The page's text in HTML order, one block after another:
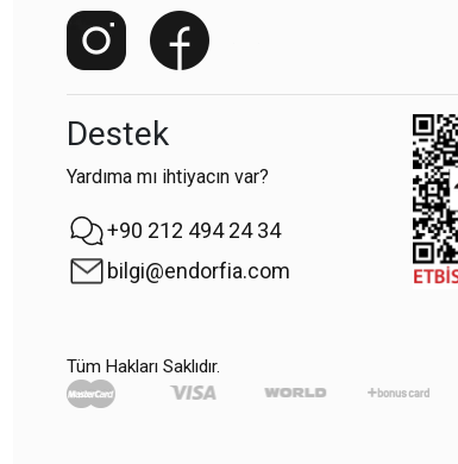
Destek
Yardıma mı ihtiyacın var?
+90 212 494 24 34
bilgi@endorfia.com
Tüm Hakları Saklıdır.